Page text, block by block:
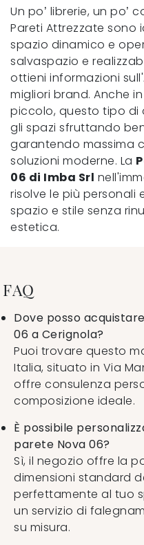
Un po’ librerie, un po’
Pareti Attrezzate sono
spazio dinamico e
salvaspazio e
ottieni informazioni
migliori brand. Anche
piccolo, questo tipo di
gli spazi sfruttando
garantendo massima
soluzioni moderne. La
06 di Imba Srl
risolve le più personali
spazio e stile senza
estetica.
FAQ
Dove posso
06 a Cerignola?
Puoi trovare questo
Italia, situato in Via
offre consulenza
composizione ideale.
È possibile
parete Nova 06?
Sì, il negozio offre la
dimensioni standard
perfettamente al tuo
un servizio di
su misura.